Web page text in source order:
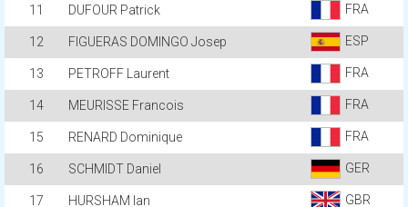
11 DUFOUR Patrick FRA
12 FIGUERAS DOMINGO Josep ESP
13 PETROFF Laurent FRA
14 MEURISSE Francois FRA
15 RENARD Dominique FRA
16 SCHMIDT Daniel GER
17 HURSHAM Ian GBR